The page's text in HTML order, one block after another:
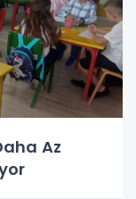
Az